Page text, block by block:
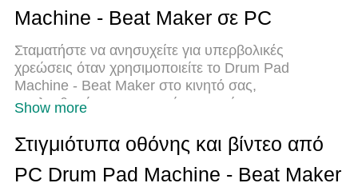
Machine - Beat Maker σε PC
Σταματήστε να ανησυχείτε για υπερβολικές
χρεώσεις όταν χρησιμοποιείτε το Drum Pad
Machine - Beat Maker στο κινητό σας,
απελευθερώστε τον εαυτό σας από τη
εφαρμογής σε μια πολύ μεγαλύτερη οθόνη. Από
τώρα και στο εξής, αποκτήστε εμπειρία πλήρους
οθόνης της εφαρμογής σας με πληκτρολόγιο και
Show more
Στιγμιότυπα οθόνης και βίντεο από
PC Drum Pad Machine - Beat Maker